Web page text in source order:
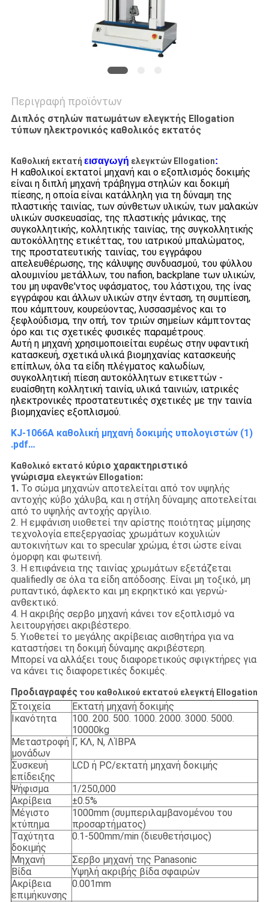
Περιγραφή προϊόντων
Διπλός στηλών πατωμάτων ελεγκτής Ellogation
τύπων ηλεκτρονικός καθολικός εκτατός
Καθολική εκτατή εισαγωγή ελεγκτών Ellogation:
Η καθολικοί εκτατοί μηχανή και ο εξοπλισμός δοκιμής
είναι η διπλή μηχανή τράβηγμα στηλών και δοκιμή
πίεσης, η οποία είναι κατάλληλη για τη δύναμη της
πλαστικής ταινίας, των σύνθετων υλικών, των μαλακών
υλικών συσκευασίας, της πλαστικής μάνικας, της
συγκολλητικής, κολλητικής ταινίας, της συγκολλητικής
αυτοκόλλητης ετικέττας, του ιατρικού μπαλώματος,
της προστατευτικής ταινίας, του εγγράφου
απελευθέρωσης, της κάλυψης συνδυασμού, του φύλλου
αλουμινίου μετάλλων, του nafion, backplane των υλικών,
του μη υφανθε'ντος υφάσματος, του λάστιχου, της ίνας
εγγράφου και άλλων υλικών στην ένταση, τη συμπίεση,
που κάμπτουν, κουρεύοντας, λυσσασμένος και το
ξεφλούδισμα, την οπή, τον τριών σημείων κάμπτοντας
όρο και τις σχετικές φυσικές παραμέτρους.
Αυτή η μηχανή χρησιμοποιείται ευρέως στην υφαντική
κατασκευή, σχετικά υλικά βιομηχανίας κατασκευής
επίπλων, όλα τα είδη πλέγματος καλωδίων,
συγκολλητική πίεση αυτοκόλλητων ετικεττών -
ευαίσθητη κολλητική ταινία, υλικά ταινιών, ιατρικές
ηλεκτρονικές προστατευτικές σχετικές με την ταινία
βιομηχανίες εξοπλισμού.
KJ-1066A καθολική μηχανή δοκιμής υπολογιστών (1)
.pdf…
Καθολικό εκτατό κύριο χαρακτηριστικό
γνώρισμα ελεγκτών Ellogation:
1. Το σώμα μηχανών αποτελείται από τον υψηλής
αντοχής κύβο χάλυβα, και η στήλη δύναμης αποτελείται
από το υψηλής αντοχής αργίλιο.
2. Η εμφάνιση υιοθετεί την αρίστης ποιότητας μίμησης
τεχνολογία επεξεργασίας χρωμάτων κοχυλιών
αυτοκινήτων και το specular χρώμα, έτσι ώστε είναι
όμορφη και φωτεινή.
3. Η επιφάνεια της ταινίας χρωμάτων εξετάζεται
qualifiedly σε όλα τα είδη απόδοσης. Είναι μη τοξικό, μη
ρυπαντικό, άφλεκτο και μη εκρηκτικό και γερνώ-
ανθεκτικό.
4. Η ακριβής σερβο μηχανή κάνει τον εξοπλισμό να
λειτουργήσει ακριβέστερο.
5. Υιοθετεί το μεγάλης ακρίβειας αισθητήρα για να
καταστήσει τη δοκιμή δύναμης ακριβέστερη.
Μπορεί να αλλάξει τους διαφορετικούς σφιγκτήρες για
να κάνει τις διαφορετικές δοκιμές.
Προδιαγραφές του καθολικού εκτατού ελεγκτή Ellogation
Στοιχεία
Εκτατή μηχανή δοκιμής
Ικανότητα
100. 200. 500. 1000. 2000. 3000. 5000.
10000kg
Μεταστροφή
μονάδων
Γ, ΚΛ, Ν, ΛΊΒΡΑ
Συσκευή
επίδειξης
LCD ή PC/εκτατή μηχανή δοκιμής
Ψήφισμα
1/250,000
Ακρίβεια
±0.5%
Μέγιστο
κτύπημα
1000mm (συμπεριλαμβανομένου του
προσαρτήματος)
Ταχύτητα
δοκιμής
0.1-500mm/min (διευθετήσιμος)
Μηχανή
Σερβο μηχανή της Panasonic
Βίδα
Υψηλή ακριβής βίδα σφαιρών
Ακρίβεια
επιμήκυνσης
0.001mm